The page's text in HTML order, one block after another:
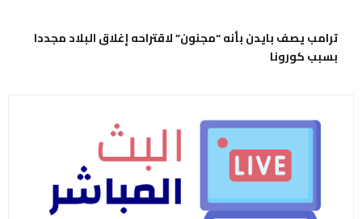
ترامب يصف بايدن بأنه “مجنون” لاقتراحه إغلاق البلاد مجددا
بسبب كورونا